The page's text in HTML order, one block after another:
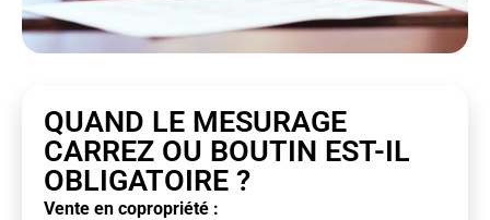
QUAND LE MESURAGE
CARREZ OU BOUTIN EST-IL
OBLIGATOIRE ?
Vente en copropriété :